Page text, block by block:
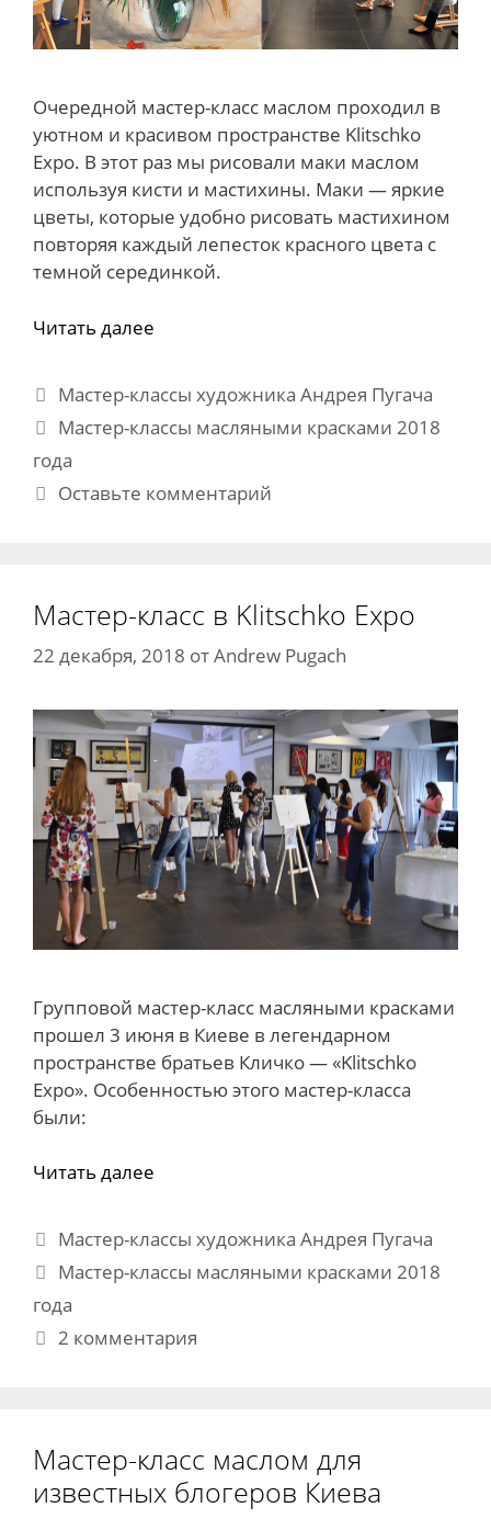
Очередной мастер-класс маслом проходил в
уютном и красивом пространстве Klitschko
Expo. В этот раз мы рисовали маки маслом
используя кисти и мастихины. Маки — яркие
цветы, которые удобно рисовать мастихином
повторяя каждый лепесток красного цвета с
темной серединкой.
Читать далее
Рубрики
Мастер-классы художника Андрея Пугача
Метки
Мастер-классы масляными красками 2018
года
Оставьте комментарий
Мастер-класс в Klitschko Expo
22 декабря, 2018 отAndrew Pugach
Групповой мастер-класс масляными красками
прошел 3 июня в Киеве в легендарном
пространстве братьев Кличко — «Klitschko
Expo». Особенностью этого мастер-класса
были:
Читать далее
Рубрики
Мастер-классы художника Андрея Пугача
Метки
Мастер-классы масляными красками 2018
года
2 комментария
Мастер-класс маслом для
известных блогеров Киева